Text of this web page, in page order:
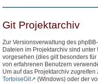
Git Projektarchiv
Zur Versionsverwaltung des
Dateien im Projektarchiv sind
vorgesehen (dies gilt besonders
von erfahrenen Benutzern
Um auf das Projektarchiv zugreifen
TortoiseGit
(Windows) oder der